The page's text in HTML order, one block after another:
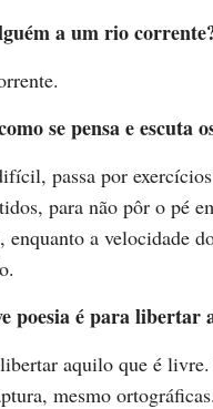
a um rio
se pensa e escuta
passa por
para não pôr o pé
a velocidade
poesia é para libertar
aquilo que é
mesmo ortográficas.